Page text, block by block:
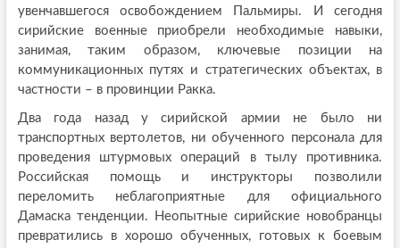
увенчавшегося освобождением Пальмиры. И сегодня
сирийские военные приобрели необходимые навыки,
занимая, таким образом, ключевые позиции на
коммуникационных путях и стратегических объектах, в
частности – в провинции Ракка.
Два года назад у сирийской армии не было ни
транспортных вертолетов, ни обученного персонала для
проведения штурмовых операций в тылу противника.
Российская помощь и инструкторы позволили
переломить неблагоприятные для официального
Дамаска тенденции. Неопытные сирийские новобранцы
превратились в хорошо обученных, готовых к боевым